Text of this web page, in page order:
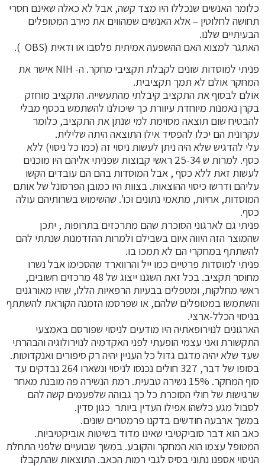
כלומר האנשים שנכללו היו מצד קשה, אבל לא כאלה שאינם חסרי
תחושה לחלוטין – אלא האנשים שמהווים את מירב המטופלים
הבעיתיים שלנו.
האתגר למצוא האם ההשפעה אמיתית פלסבו או ודאית (OBS ).
פניתי למוסדות שונים לקבלת תקציבי מחקר. ה- NIH אישר את
המחקר אולם לא תמך תקציבית.
אולם לבסוף את התקציב קיבלתי מהתעשייה. התקציב מוחזק
בקרן נאמנות מיוחדת עיוורת כך שיכולנו להשתמש בכסף מבלי
להבטיח שום תוצאה מסוימת למי שנתן את התקציב, כלומר
עקרונית הם יכלו להפסיד אילו התוצאה היתה שלילית.
עלי להדגיש שלא היה ניתן לעשות ניסוי זה (כמו כל ניסוי) ללא
כסף. למרות ש 25-34 ראשי קבוצות שפניתי אליהם היו מוכנים
לעשות זאת ללא כסף , אבל המוסדות בהם הם עובדים הקשו
עליהם ודרשו כיסוי ההוצאות. בצוות היו כמובן הפרסונל של אותם
המוסדות, אחיות, מתאמי נתונים וכו'. שהשימוש בשרותיהם עולה
כסף.
פניתי גם לארגוני הסוכרת שהם מתרכזים בתרופות , יתכן
שהמוצר הזה היווה איום בשבילם ולמרות ההזדמנות שנתתי להם
להשתתף במחקרי הם לא תמכו בו.
פניתי למוסדות פרטיים כמו ייל והרווארד שהסכימו אבל נשרו
מחוסר תקציב. בכל זאת השגנו ייצוג של 48 מרכזים חשובים,
ראשי מחלקות, ומטפלים בבעיות הרפאיות הללו, שהיו מאורגנים
והשתמשו במטופלים שלהם, או שפרסמו הזמנה הקוראת להשתתף
בניסוי הכלל-ארצי.
הארגונים לנוירופאתיה היו מודעים לניסוי שפורסם באמצעי
התקשורת ואני עצמי הופעתי לפני האקדמיה לנוירולוגיה והבהרתי
שעד שלא יהיה מדגם גדול כל העניין יהיה רק סיפורים ואנקדוטות.
בסופו של דבר, 327 חולים נכנסו לניסוי ונשארו 264 נבדקים עד
סוף המחקר. 15% נשירה טבעית. רמת הנשירה פה מובנת מאחר
שרגישות של חולי הסוכרת כל כך גבוהה שלפעמים קשה להם
לסבול מגע כלשהו אפילו העדין ביותר כגון סדין.
במשך ארבעה חודשים בדקנו פרמטרים שונים.
כאב הוא דבר סוביקטיבי שאינו מדוד בשיטות אוביקטיביות.
המטופל עצמו הוא המחקר והקובע. במשך שבועיים שלפני התחלת
הניסוי אספנו נתוני בסיס לגבי רמות הכאב. התוצאות שהתקבלו